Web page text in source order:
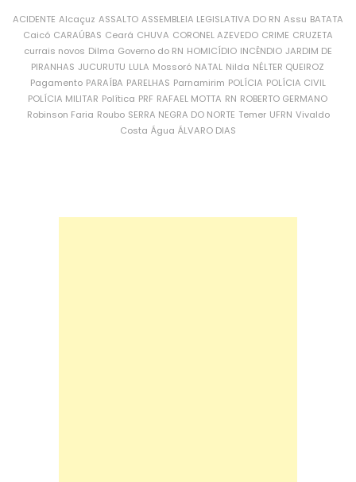
ACIDENTE Alcaçuz ASSALTO ASSEMBLEIA LEGISLATIVA DO RN Assu BATATA
Caicó CARAÚBAS Ceará CHUVA CORONEL AZEVEDO CRIME CRUZETA
currais novos Dilma Governo do RN HOMICÍDIO INCÊNDIO JARDIM DE
PIRANHAS JUCURUTU LULA Mossoró NATAL Nilda NÉLTER QUEIROZ
Pagamento PARAÍBA PARELHAS Parnamirim POLÍCIA POLÍCIA CIVIL
POLÍCIA MILITAR Política PRF RAFAEL MOTTA RN ROBERTO GERMANO
Robinson Faria Roubo SERRA NEGRA DO NORTE Temer UFRN Vivaldo
Costa Água ÁLVARO DIAS